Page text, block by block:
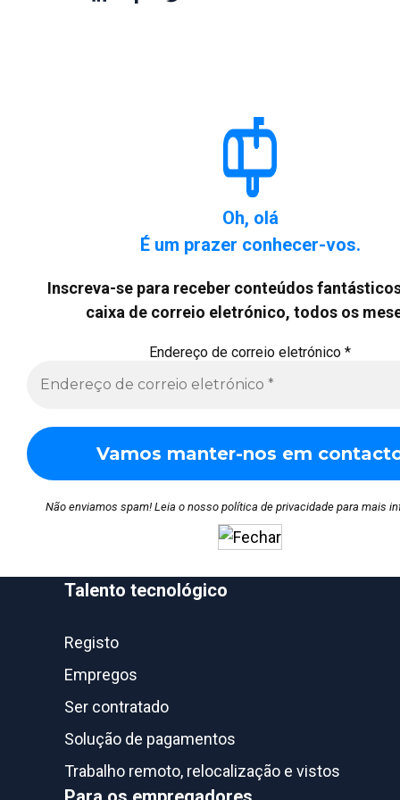
Oh, olá
É um prazer conhecer-vos.
Inscreva-se para receber conteúdos
caixa de correio eletrónico, todos os
Endereço de correio eletrónico *
Não enviamos spam! Leia o nosso política de privacidadepara mais
Talento tecnológico
Registo
Empregos
Ser contratado
Solução de pagamentos
Trabalho remoto, relocalização e vistos